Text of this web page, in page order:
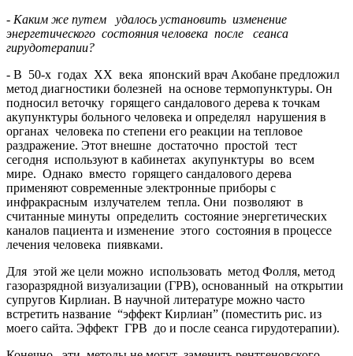
- Каким же путем удалось установить изменение
энергетического состояния человека после сеанса
гирудотерапии?
- В 50-х годах XX века японский врач Акобане предложил
метод диагностики болезней на основе термопунктуры. Он
подносил веточку горящего сандалового дерева к точкам
акупунктуры больного человека и определял нарушения в
органах человека по степени его реакции на тепловое
раздражение. Этот внешне достаточно простой тест
сегодня используют в кабинетах акупунктуры во всем
мире. Однако вместо горящего сандалового дерева
применяют современные электронные приборы с
инфракрасным излучателем тепла. Они позволяют в
считанные минуты определить состояние энергетических
каналов пациента и изменение этого состояния в процессе
лечения человека пиявками.
Для этой же цели можно использовать метод Фолля, метод
газоразрядной визуализации (ГРВ), основанный на открытии
супругов Кирлиан. В научной литературе можно часто
встретить название “эффект Кирлиан” (поместить рис. из
моего сайта. Эффект ГРВ до и после сеанса гирудотерапии).